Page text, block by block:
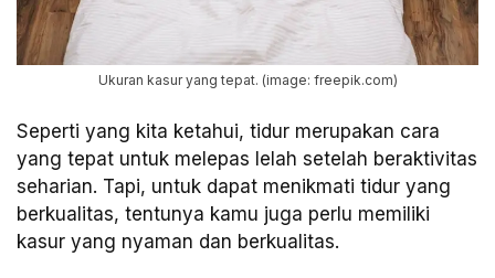
Ukuran kasur yang tepat. (image: freepik.com)
Seperti yang kita ketahui, tidur merupakan cara
yang tepat untuk melepas lelah setelah beraktivitas
seharian. Tapi, untuk dapat menikmati tidur yang
berkualitas, tentunya kamu juga perlu memiliki
kasur yang nyaman dan berkualitas.